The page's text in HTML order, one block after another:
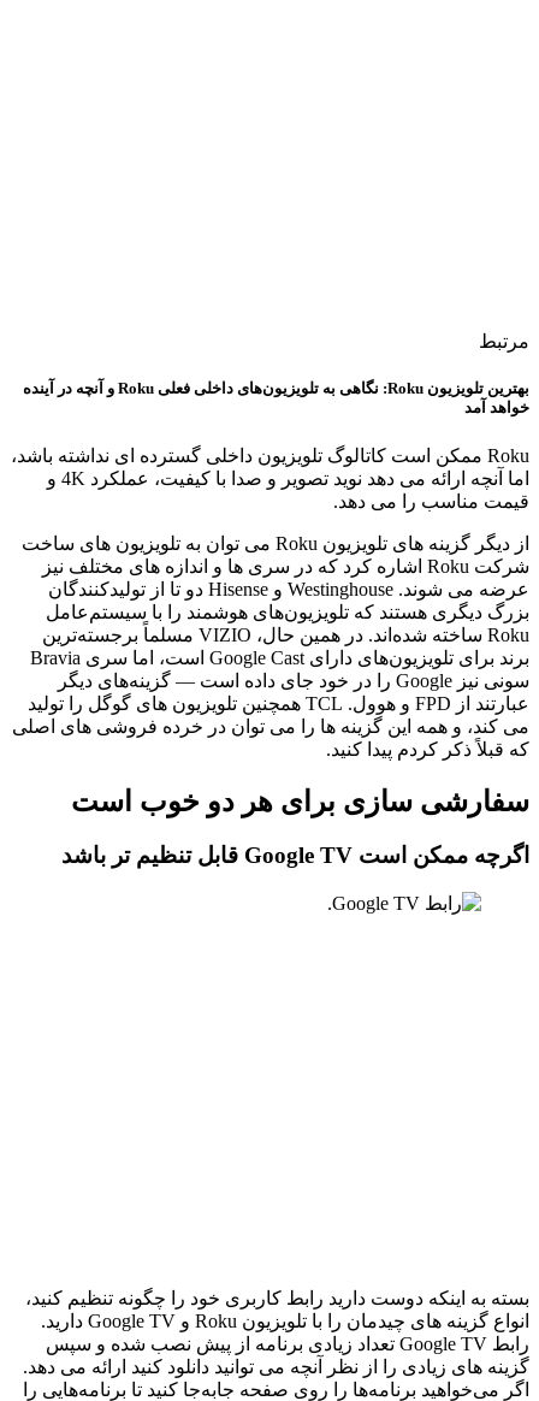
مرتبط
بهترین تلویزیون Roku: نگاهی به تلویزیون‌های داخلی فعلی Roku و آنچه در آینده
خواهد آمد
Roku ممکن است کاتالوگ تلویزیون داخلی گسترده ای نداشته باشد،
اما آنچه ارائه می دهد نوید تصویر و صدا با کیفیت، عملکرد 4K و
قیمت مناسب را می دهد.
از دیگر گزینه های تلویزیون Roku می توان به تلویزیون های ساخت
شرکت Roku اشاره کرد که در سری ها و اندازه های مختلف نیز
عرضه می شوند. Westinghouse و Hisense دو تا از تولیدکنندگان
بزرگ دیگری هستند که تلویزیون‌های هوشمند را با سیستم‌عامل
Roku ساخته شده‌اند. در همین حال، VIZIO مسلماً برجسته‌ترین
برند برای تلویزیون‌های دارای Google Cast است، اما سری Bravia
سونی نیز Google را در خود جای داده است — گزینه‌های دیگر
عبارتند از FPD و هوول. TCL همچنین تلویزیون های گوگل را تولید
می کند، و همه این گزینه ها را می توان در خرده فروشی های اصلی
که قبلاً ذکر کردم پیدا کنید.
سفارشی سازی برای هر دو خوب است
اگرچه ممکن است Google TV قابل تنظیم تر باشد
بسته به اینکه دوست دارید رابط کاربری خود را چگونه تنظیم کنید،
انواع گزینه های چیدمان را با تلویزیون Roku و Google TV دارید.
رابط Google TV تعداد زیادی برنامه از پیش نصب شده و سپس
گزینه های زیادی را از نظر آنچه می توانید دانلود کنید ارائه می دهد.
اگر می‌خواهید برنامه‌ها را روی صفحه جابه‌جا کنید تا برنامه‌هایی را